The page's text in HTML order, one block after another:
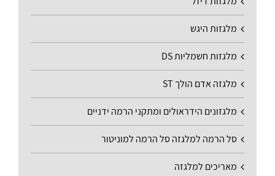
מלגזות היגש
מלגזות חשמליות DS
מלגזה אדם הולך ST
מלגזונים הידראולים ומתקני הרמה ידניים
סל הרמה למלגזה סל הרמה למוניטור
מאריכים למלגזה